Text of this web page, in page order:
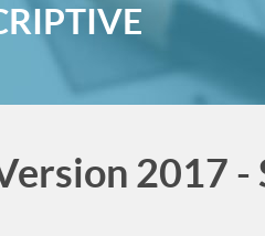
2017 -